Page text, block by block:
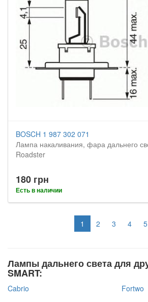
BOSCH 1 987 302 071
Лампа накаливания, фара дальнего
Roadster
180 грн
Есть в наличии
1 2 3 4 5
Лампы дальнего света для
SMART:
Cabrio Fortwo